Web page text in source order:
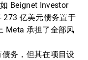
Beignet Investor
273 亿美元债务置于
Meta 承担了全部风
务，但其在项目设